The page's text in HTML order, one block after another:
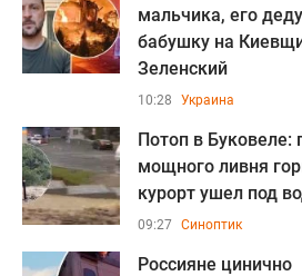
мальчика, его
бабушку на
Зеленский
10:28 Украина
Потоп в Буковеле:
мощного ливня
курорт ушел под
09:27 Синоптик
Россияне цинично